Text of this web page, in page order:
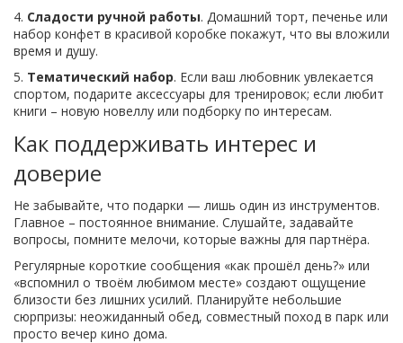
4. Сладости ручной работы. Домашний торт, печенье или
набор конфет в красивой коробке покажут, что вы вложили
время и душу.
5. Тематический набор. Если ваш любовник увлекается
спортом, подарите аксессуары для тренировок; если любит
книги – новую новеллу или подборку по интересам.
Как поддерживать интерес и
доверие
Не забывайте, что подарки — лишь один из инструментов.
Главное – постоянное внимание. Слушайте, задавайте
вопросы, помните мелочи, которые важны для партнёра.
Регулярные короткие сообщения «как прошёл день?» или
«вспомнил о твоём любимом месте» создают ощущение
близости без лишних усилий. Планируйте небольшие
сюрпризы: неожиданный обед, совместный поход в парк или
просто вечер кино дома.